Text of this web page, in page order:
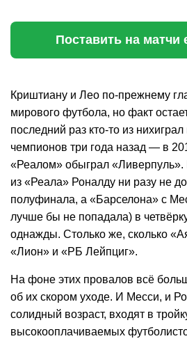
Поставить на матчи
Криштиану и Лео по-прежнему
мирового футбола, но факт
последний раз кто-то из
чемпионов три года назад — в
«Реалом» обыграл «Ливерпуль».
из «Реала» Роналду ни разу не
полуфинала, а «Барселона» с
лучше бы не попадала) в
однажды. Столько же, сколько
«Лион» и «РБ Лейпциг».
На фоне этих провалов всё
об их скором уходе. И Месси, и
солидный возраст, входят в
высокооплачиваемых